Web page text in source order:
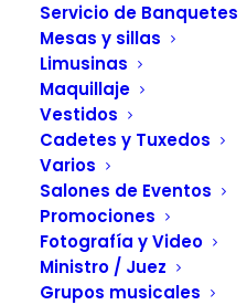
Servicio de Banquetes
Mesas y sillas
Limusinas
Maquillaje
Vestidos
Cadetes y Tuxedos
Varios
Salones de Eventos
Promociones
Fotografía y Video
Ministro / Juez
Grupos musicales